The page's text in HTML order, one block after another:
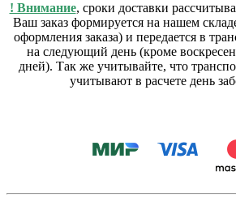
! Внимание, сроки доставки
Ваш заказ формируется на нашем
оформления заказа) и передается в
на следующий день (кроме
дней). Так же учитывайте, что
учитывают в расчете день